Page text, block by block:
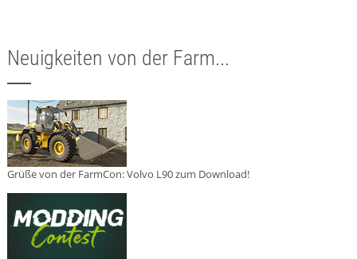
Neuigkeiten von der Farm...
Grüße von der FarmCon: Volvo L90 zum Download!